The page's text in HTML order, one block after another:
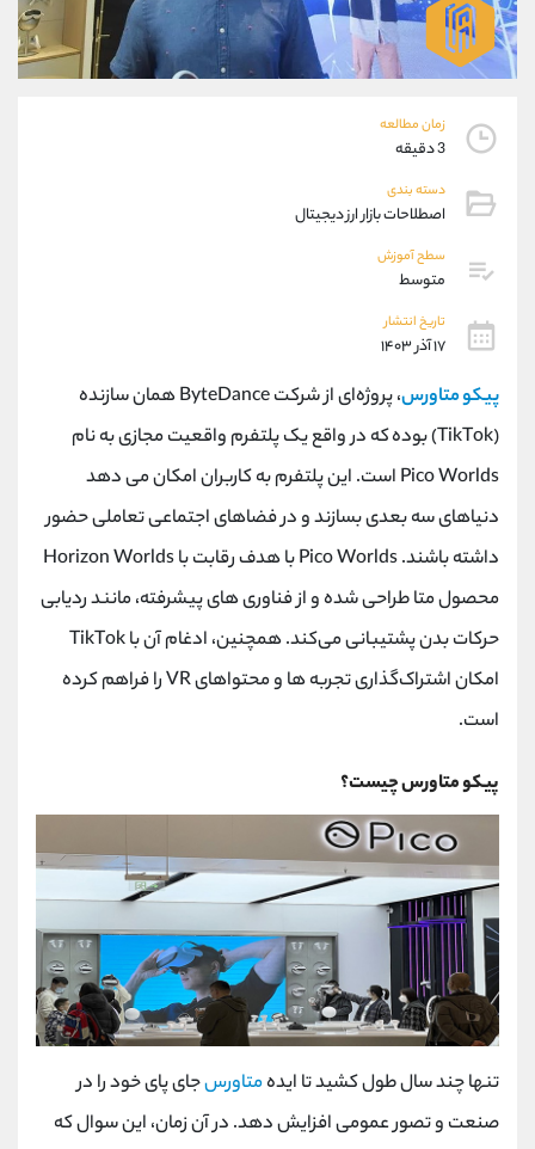
زمان مطالعه
3 دقیقه
دسته بندی
اصطلاحات بازار ارز دیجیتال
سطح آموزش
متوسط
تاریخ انتشار
۱۷ آذر ۱۴۰۳
پیکو متاورس
، پروژه‌ای از شرکت ByteDance همان سازنده
(TikTok) بوده که در واقع یک پلتفرم واقعیت مجازی به نام
Pico Worlds است. این پلتفرم به کاربران امکان می ‌دهد
دنیاهای سه ‌بعدی بسازند و در فضاهای اجتماعی تعاملی حضور
داشته باشند. Pico Worlds با هدف رقابت با Horizon Worlds
محصول متا طراحی شده و از فناوری‌ های پیشرفته، مانند ردیابی
حرکات بدن پشتیبانی می‌کند. همچنین، ادغام آن با TikTok
امکان اشتراک‌گذاری تجربه‌ ها و محتواهای VR را فراهم کرده
است.
پیکو متاورس چیست؟
تنها چند سال طول کشید تا ایدهمتاورسجای پای خود را در
صنعت و تصور عمومی افزایش دهد. در آن زمان، این سوال که
09927779040
واتساپ شروع گفتگو
تلگرام @Armteam_admin_por
پشتیبان فروش
موبایل
اطلاعات تماس
تلفن 021-22021030
تلفن 021-22021040
اینستاگرام @alireza.mehrabii
کانال تلگرام @alirezamehrabi_com
@alirezamehrabi_official